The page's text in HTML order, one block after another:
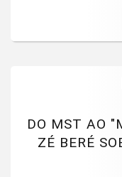
DO MST AO
ZÉ BERÉ